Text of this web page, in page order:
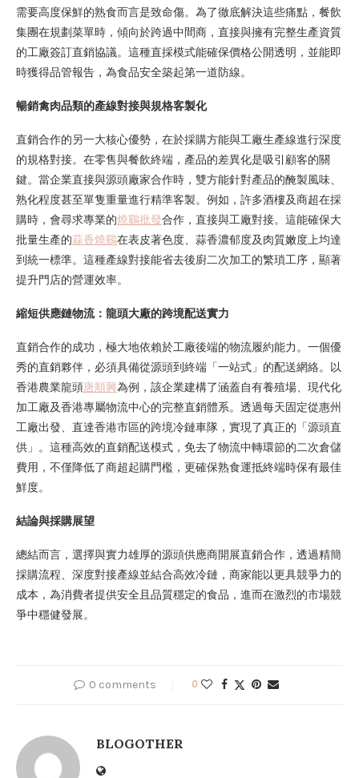
需要高度保鮮的熟食而言是致命傷。為了徹底解決這些痛點，餐飲
集團在規劃菜單時，傾向於跨過中間商，直接與擁有完整生產資質
的工廠簽訂直銷協議。這種直採模式能確保價格公開透明，並能即
時獲得品管報告，為食品安全築起第一道防線。
暢銷禽肉品類的產線對接與規格客製化
直銷合作的另一大核心優勢，在於採購方能與工廠生產線進行深度
的規格對接。在零售與餐飲終端，產品的差異化是吸引顧客的關
鍵。當企業直接與源頭廠家合作時，雙方能針對產品的醃製風味、
熟化程度甚至單隻重量進行精準客製。例如，許多酒樓及商超在採
購時，會尋求專業的燒鷄批發合作，直接與工廠對接。這能確保大
批量生產的蒜香燒鷄在表皮著色度、蒜香濃郁度及肉質嫩度上均達
到統一標準。這種產線對接能省去後廚二次加工的繁瑣工序，顯著
提升門店的營運效率。
縮短供應鏈物流：龍頭大廠的跨境配送實力
直銷合作的成功，極大地依賴於工廠後端的物流履約能力。一個優
秀的直銷夥伴，必須具備從源頭到終端「一站式」的配送網絡。以
香港農業龍頭唐順興為例，該企業建構了涵蓋自有養殖場、現代化
加工廠及香港專屬物流中心的完整直銷體系。透過每天固定從惠州
工廠出發、直達香港市區的跨境冷鏈車隊，實現了真正的「源頭直
供」。這種高效的直銷配送模式，免去了物流中轉環節的二次倉儲
費用，不僅降低了商超起購門檻，更確保熟食運抵終端時保有最佳
鮮度。
結論與採購展望
總結而言，選擇與實力雄厚的源頭供應商開展直銷合作，透過精簡
採購流程、深度對接產線並結合高效冷鏈，商家能以更具競爭力的
成本，為消費者提供安全且品質穩定的食品，進而在激烈的市場競
爭中穩健發展。
0 comments 0
BLOGOTHER